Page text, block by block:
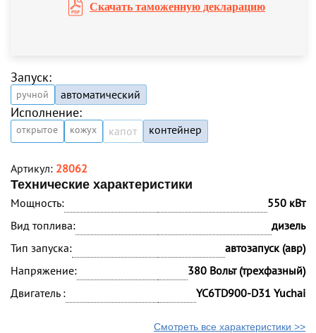
Скачать таможенную декларацию
Запуск:
ручной автоматический
Исполнение:
открытое кожух капот контейнер
Артикул: 28062
Технические характеристики
Мощность:
550 кВт
Вид топлива:
дизель
Тип запуска:
автозапуск (авр)
Напряжение:
380 Вольт (трехфазный)
Двигатель :
YC6TD900-D31 Yuchai
Смотреть все характеристики >>